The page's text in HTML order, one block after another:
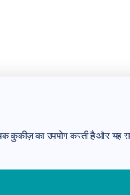
कुकीज़ का उपयोग करती है और यह